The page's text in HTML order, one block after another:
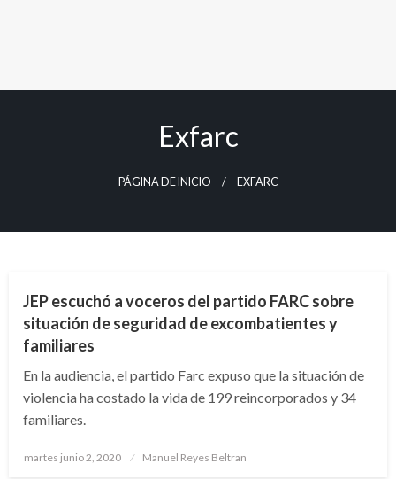
Exfarc
PÁGINA DE INICIO EXFARC
JEP escuchó a voceros del partido FARC sobre
situación de seguridad de excombatientes y
familiares
En la audiencia, el partido Farc expuso que la situación de
violencia ha costado la vida de 199 reincorporados y 34
familiares.
Publicado
martes junio 2, 2020 Manuel Reyes Beltran